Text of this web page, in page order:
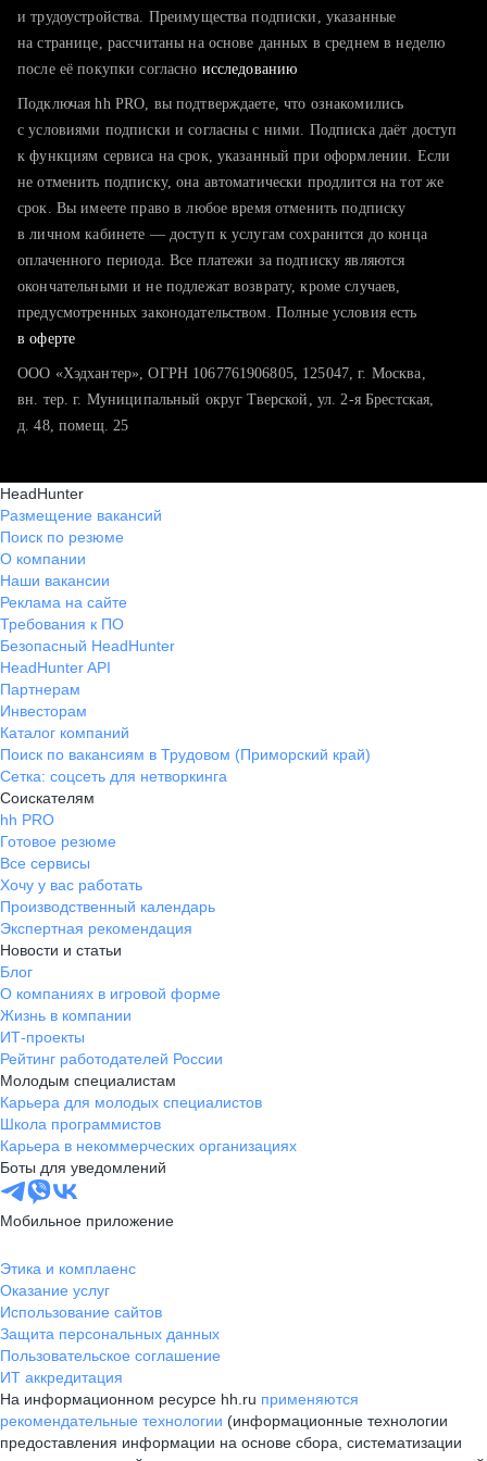
тратите много времени на поиск и вручную поднимаете
хотите сравнить себя с конкурентами и оценить шансы
и трудоустройства. Преимущества подписки, указанные
на странице, рассчитаны на основе данных в среднем в неделю
после её покупки согласно исследованию
Подключая hh PRO, вы подтверждаете, что ознакомились
с условиями подписки и согласны с ними. Подписка даёт доступ
к функциям сервиса на срок, указанный при оформлении. Если
не отменить подписку, она автоматически продлится на тот же
срок. Вы имеете право в любое время отменить подписку
в личном кабинете — доступ к услугам сохранится до конца
оплаченного периода. Все платежи за подписку являются
окончательными и не подлежат возврату, кроме случаев,
предусмотренных законодательством. Полные условия есть
в оферте
ООО «Хэдхантер», ОГРН 1067761906805, 125047, г. Москва,
вн. тер. г. Муниципальный округ Тверской, ул. 2-я Брестская,
д. 48, помещ. 25
HeadHunter
Размещение вакансий
Поиск по резюме
О компании
Наши вакансии
Реклама на сайте
Требования к ПО
Безопасный HeadHunter
HeadHunter API
Партнерам
Инвесторам
Каталог компаний
Поиск по вакансиям в Трудовом (Приморский край)
Сетка: соцсеть для нетворкинга
Соискателям
hh PRO
Готовое резюме
Все сервисы
Хочу у вас работать
Производственный календарь
Экспертная рекомендация
Новости и статьи
Блог
О компаниях в игровой форме
Жизнь в компании
ИТ-проекты
Рейтинг работодателей России
Молодым специалистам
Карьера для молодых специалистов
Школа программистов
Карьера в некоммерческих организациях
Боты для уведомлений
Мобильное приложение
Этика и комплаенс
Оказание услуг
Использование сайтов
Защита персональных данных
Пользовательское соглашение
ИТ аккредитация
На информационном ресурсе hh.ru применяются
рекомендательные технологии (информационные технологии
предоставления информации на основе сбора, систематизации